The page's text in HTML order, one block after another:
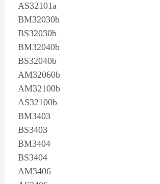
AS32101a
BM32030b
BS32030b
BM32040b
BS32040b
AM32060b
AM32100b
AS32100b
BM3403
BS3403
BM3404
BS3404
AM3406